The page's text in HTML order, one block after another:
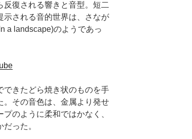
復される響きと音型。短二
示される音的世界は、さなが
a landscape)のようであっ
きたどら焼き状のものを手
。その音色は、金属より発せ
のように柔和ではかなく、
った。